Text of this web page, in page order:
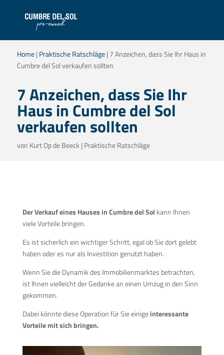
Home| Praktische Ratschläge| 7 Anzeichen, dass Sie Ihr Haus in
Cumbre del Sol verkaufen sollten
7 Anzeichen, dass Sie Ihr
Haus in Cumbre del Sol
verkaufen sollten
von Kurt Op de Beeck | Praktische Ratschläge
Der Verkauf eines Hauses in Cumbre del Sol kann Ihnen
viele Vorteile bringen.
Es ist sicherlich ein wichtiger Schritt, egal ob Sie dort gelebt
haben oder es nur als Investition genutzt haben.
Wenn Sie die Dynamik des Immobilienmarktes betrachten,
ist Ihnen vielleicht der Gedanke an einen Umzug in den Sinn
gekommen.
Dabei könnte diese Operation für Sie einigeinteressante
Vorteile mit sich bringen.